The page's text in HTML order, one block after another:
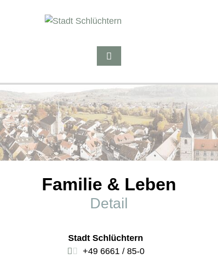
Familie & Leben
Detail
Stadt Schlüchtern
+49 6661 / 85-0